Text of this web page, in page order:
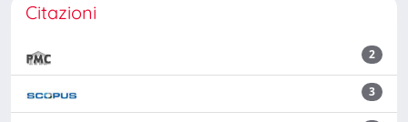
Citazioni
2
3